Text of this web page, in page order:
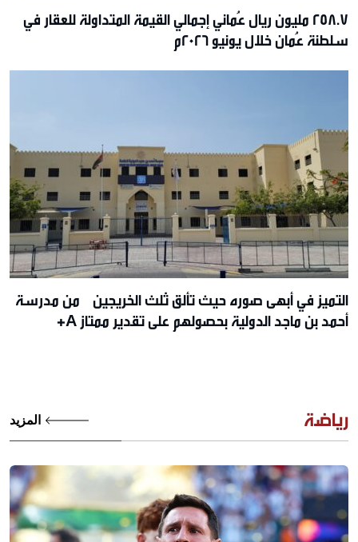
258.7 مليون ريال عُماني إجمالي القيمة المتداولة للعقار في
سلطنة عُمان خلال يونيو 2026م
التميز في أبهى صوره حيث تألق ثلث الخريجين من مدرسة
أحمد بن ماجد الدولية بحصولهم على تقدير ممتاز A+
رياضة المزيد